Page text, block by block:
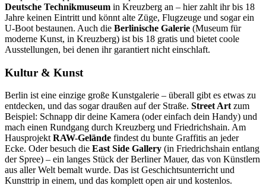
Deutsche Technikmuseum in Kreuzberg an – hier zahlt ihr bis 18
Jahre keinen Eintritt und könnt alte Züge, Flugzeuge und sogar ein
U-Boot bestaunen. Auch die Berlinische Galerie (Museum für
moderne Kunst, in Kreuzberg) ist bis 18 gratis und bietet coole
Ausstellungen, bei denen ihr garantiert nicht einschlaft.
Kultur & Kunst
Berlin ist eine einzige große Kunstgalerie – überall gibt es etwas zu
entdecken, und das sogar draußen auf der Straße. Street Artzum
Beispiel: Schnapp dir deine Kamera (oder einfach dein Handy) und
mach einen Rundgang durch Kreuzberg und Friedrichshain. Am
HausprojektRAW-Gelände findest du bunte Graffitis an jeder
Ecke. Oder besuch die East Side Gallery (in Friedrichshain entlang
der Spree) – ein langes Stück der Berliner Mauer, das von Künstlern
aus aller Welt bemalt wurde. Das ist Geschichtsunterricht und
Kunsttrip in einem, und das komplett open air und kostenlos.